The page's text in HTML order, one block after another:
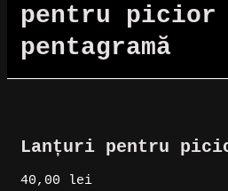
pentru picior
pentagramă
Lanțuri pentru
40,00
lei